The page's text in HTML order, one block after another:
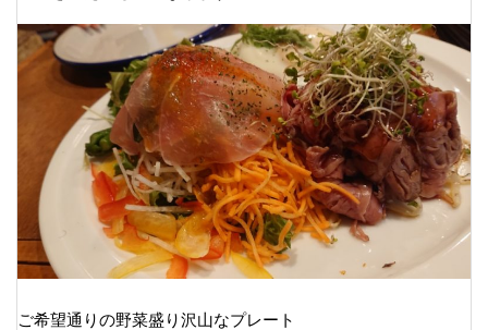
ご希望通りの野菜盛り沢山なプレート